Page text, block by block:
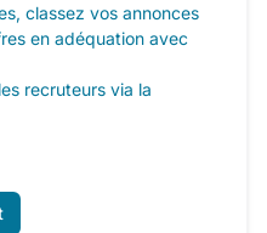
classez vos annonces
en adéquation avec
recruteurs via la